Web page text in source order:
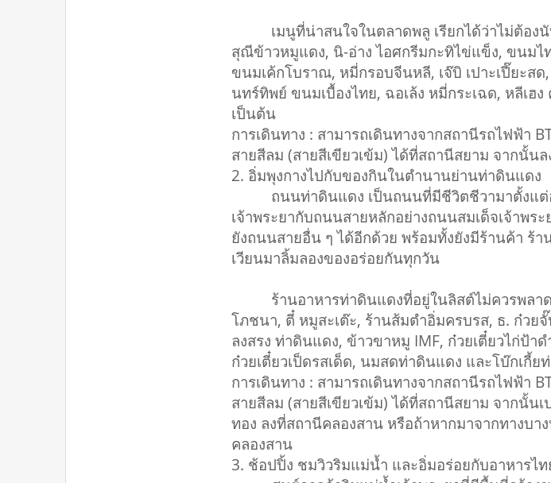
เมนูที่น่าสนใจในตลาดพลู เรียกได้ว่าไม่ต้องนั
สุณีข้าวหมูแดง, นิ-อ่าง ไอศกรีมกะทิไข่แข็ง, ขนมไ
ขนมเค้กโบราณ, หมี่กรอบจีนหลี, เจ๊บิ เปาะเปี๊ยะส
นทร์ทิพย์ ขนมเบื้องไทย, ฉอเล้ง หมี่กระเฉด, หลีเฮ
เป็นต้น
การเดินทาง : สามารถเดินทางจากสถานีรถไฟฟ้า
สายสีลม (สายสีเขียวเข้ม) ได้ที่สถานีสยาม จากนั้น
2. อิ่มพุงกางไปกับของกินในตำนานย่านท่าดินแดง
ถนนท่าดินแดง เป็นถนนที่มีชีวิตชีวามาตั้งแต่อ
เจ้าพระยากับถนนสายหลักอย่างถนนสมเด็จเจ้าพร
ยังถนนสายอื่น ๆ ได้อีกด้วย พร้อมทั้งยังมีร้านค้า ร้
เวียนมาลิ้มลองของอร่อยกันทุกวัน
ร้านอาหารท่าดินแดงที่อยู่ในลิสต์ไม่ควรพลาด
โภชนา, ตี๋ หมูสะเต๊ะ, ร้านส้มตำอิ่มครบรส, ธ. ก๋วย
ลงสรง ท่าดินแดง, ข้าวขาหมู IMF, ก๋วยเตี๋ยวไก่ป้
ก๋วยเตี๋ยวเป็ดรสเด็ด, นมสดท่าดินแดง และโบ๊กเกี้
การเดินทาง : สามารถเดินทางจากสถานีรถไฟฟ้า
สายสีลม (สายสีเขียวเข้ม) ได้ที่สถานีสยาม จากนั้น
ทอง ลงที่สถานีคลองสาน หรือถ้าหากมาจากทางบ
คลองสาน
3. ช้อปปิ้ง ชมวิวริมแม่น้ำ และอิ่มอร่อยกับอาหาร